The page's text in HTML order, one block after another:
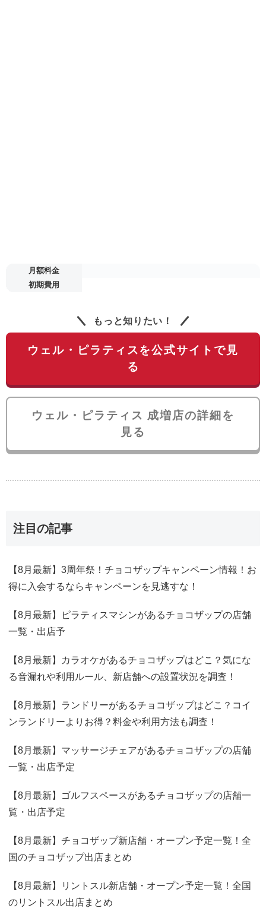
月額料金
初期費用
もっと知りたい！
ウェル・ピラティスを公式サイトで見
る
ウェル・ピラティス 成増店の詳細を
見る
注目の記事
【8月最新】3周年祭！チョコザップキャンペーン情報！お
得に入会するならキャンペーンを見逃すな！
【8月最新】ピラティスマシンがあるチョコザップの店舗
一覧・出店予
【8月最新】カラオケがあるチョコザップはどこ？気にな
る音漏れや利用ルール、新店舗への設置状況を調査！
【8月最新】ランドリーがあるチョコザップはどこ？コイ
ンランドリーよりお得？料金や利用方法も調査！
【8月最新】マッサージチェアがあるチョコザップの店舗
一覧・出店予定
【8月最新】ゴルフスペースがあるチョコザップの店舗一
覧・出店予定
【8月最新】チョコザップ新店舗・オープン予定一覧！全
国のチョコザップ出店まとめ
【8月最新】リントスル新店舗・オープン予定一覧！全国
のリントスル出店まとめ